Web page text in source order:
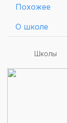
Похожее
О школе
Школы